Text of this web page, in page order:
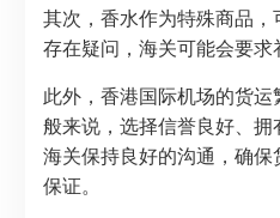
其次，香水作为特殊商品
存在疑问，海关可能会要
此外，香港国际机场的货
般来说，选择信誉良好、
海关保持良好的沟通，确保
保证。